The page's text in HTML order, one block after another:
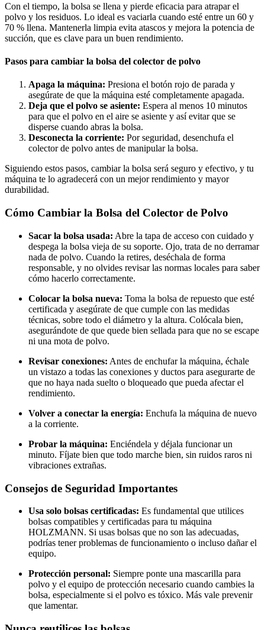
Con el tiempo, la bolsa se llena y pierde eficacia para atrapar el
polvo y los residuos. Lo ideal es vaciarla cuando esté entre un 60 y
70 % llena. Mantenerla limpia evita atascos y mejora la potencia de
succión, que es clave para un buen rendimiento.
Pasos para cambiar la bolsa del colector de polvo
Apaga la máquina: Presiona el botón rojo de parada y
asegúrate de que la máquina esté completamente apagada.
Deja que el polvo se asiente: Espera al menos 10 minutos
para que el polvo en el aire se asiente y así evitar que se
disperse cuando abras la bolsa.
Desconecta la corriente: Por seguridad, desenchufa el
colector de polvo antes de manipular la bolsa.
Siguiendo estos pasos, cambiar la bolsa será seguro y efectivo, y tu
máquina te lo agradecerá con un mejor rendimiento y mayor
durabilidad.
Cómo Cambiar la Bolsa del Colector de Polvo
Sacar la bolsa usada: Abre la tapa de acceso con cuidado y
despega la bolsa vieja de su soporte. Ojo, trata de no derramar
nada de polvo. Cuando la retires, deséchala de forma
responsable, y no olvides revisar las normas locales para saber
cómo hacerlo correctamente.
Colocar la bolsa nueva: Toma la bolsa de repuesto que esté
certificada y asegúrate de que cumple con las medidas
técnicas, sobre todo el diámetro y la altura. Colócala bien,
asegurándote de que quede bien sellada para que no se escape
ni una mota de polvo.
Revisar conexiones: Antes de enchufar la máquina, échale
un vistazo a todas las conexiones y ductos para asegurarte de
que no haya nada suelto o bloqueado que pueda afectar el
rendimiento.
Volver a conectar la energía: Enchufa la máquina de nuevo
a la corriente.
Probar la máquina: Enciéndela y déjala funcionar un
minuto. Fíjate bien que todo marche bien, sin ruidos raros ni
vibraciones extrañas.
Consejos de Seguridad Importantes
Usa solo bolsas certificadas: Es fundamental que utilices
bolsas compatibles y certificadas para tu máquina
HOLZMANN. Si usas bolsas que no son las adecuadas,
podrías tener problemas de funcionamiento o incluso dañar el
equipo.
Protección personal: Siempre ponte una mascarilla para
polvo y el equipo de protección necesario cuando cambies la
bolsa, especialmente si el polvo es tóxico. Más vale prevenir
que lamentar.